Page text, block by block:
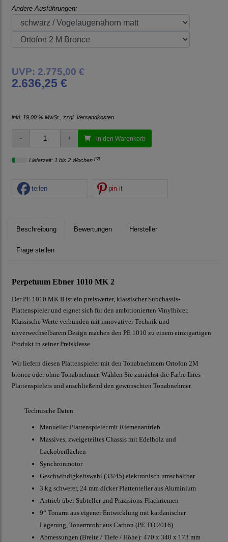
Andere Ausführungen:
UVP: 2.775,00 €
2.636,25 €
inkl. 19,00 % MwSt., zzgl. Versandkosten
in den Warenkorb
Lieferzeit: 1 bis 2 Wochen [*2]
teilen pin it
Beschreibung Bewertungen Hersteller
Frage stellen
Perpetuum Ebner 1010 MK 2
Der PE 1010 MK II ist ein preiswerter, klassischer Subchassis-
Plattenspieler und eignet sich für den ambitionierten Vinylhörer.
Klassische Werte verbunden mit innovativer Technik und
unverwechselbarem Design machen den PE 1010 zu einem einzigartigen
Produkt in seiner Preisklasse.
Wir liefern diesen Plattenspieler mit den Tonabnehmern Ortofon 2M
bronce oder ohne Tonabnehmer. Wählen Sie zunächst die Farbe Ihres
Plattenspielers und anschließend den gewünschten Tonabnehmer.
Technische Daten
Manueller Plattenspieler mit Riemenantrieb
Massives, zweigeteiltes Chassis mit Edelholz und
Lackoberflächen
Synchronmotor
Geschwindigkeitswahl (33/45) elektronisch umschaltbar
3 kg schwerer, 24 mm dicker Plattenteller aus Aluminium
Antrieb über Subteller und Präzisions-Flachriemen
9“ Tonarm aus eigener Entwicklung mit kardanischer
Lagerung, Tonarmrohr aus Carbon (PE TO 2016)
Abmessungen (Breite / Tiefe / Höhe): 470 x 340 x 173 mm